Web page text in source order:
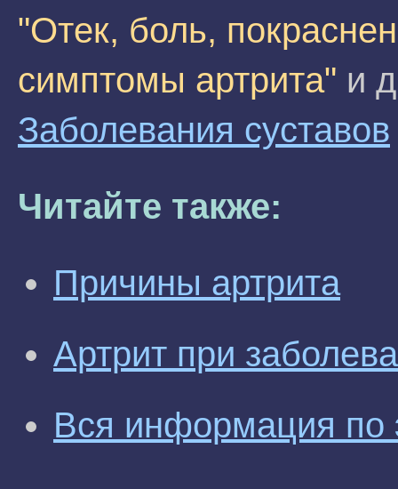
"Отек, боль,
симптомы артрита" и
Заболевания суставов
Читайте также:
Причины артрита
Артрит при
Вся информация по